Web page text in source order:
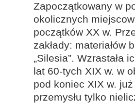
Zapoczątkowany w
okolicznych
początków XX w.
zakłady: materiałów
„Silesia”. Wzrastała
lat 60-tych XIX w. w
pod koniec XIX w.
przemysłu tylko